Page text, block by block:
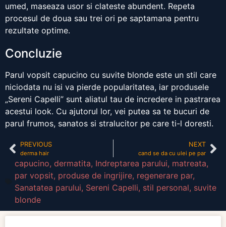
umed, maseaza usor si clateste abundent. Repeta
procesul de doua sau trei ori pe saptamana pentru
rezultate optime.
Concluzie
Parul vopsit capucino cu suvite blonde este un stil care
niciodata nu isi va pierde popularitatea, iar produsele
„Sereni Capelli” sunt aliatul tau de incredere in pastrarea
acestui look. Cu ajutorul lor, vei putea sa te bucuri de
parul frumos, sanatos si stralucitor pe care ti-l doresti.
PREVIOUS
derma hair
NEXT
cand se da cu ulei pe par
capucino, dermatita, Indreptarea parului, matreata,
par vopsit, produse de ingrijire, regenerare par,
Sanatatea parului, Sereni Capelli, stil personal, suvite
blonde